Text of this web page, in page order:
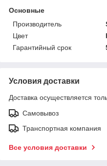
Основные
Производитель
Цвет
Гарантийный срок
Условия доставки
Доставка осуществляется
Самовывоз
Транспортная компания
Все условия доставки